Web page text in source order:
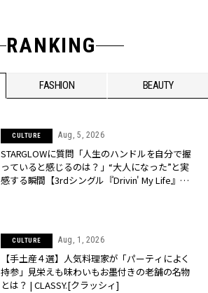
RANKING
FASHION BEAUTY
CULTURE Aug, 5, 2026
STARGLOWに質問「人生のハンドルを自分で握
っていると感じるのは？」“大️人になった”と実
感する瞬間【3rdシングル『Drivin' My Life』発
CULTURE Aug, 1, 2026
【手土産４選】人気料理家が「パーティによく
持参」見栄えも味わいもお墨付きの老舗の名物
とは？ | CLASSY.[クラッシィ]